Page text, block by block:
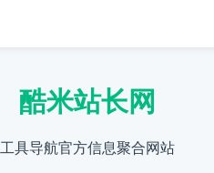
酷米站长网
工具导航官方信息聚合网站